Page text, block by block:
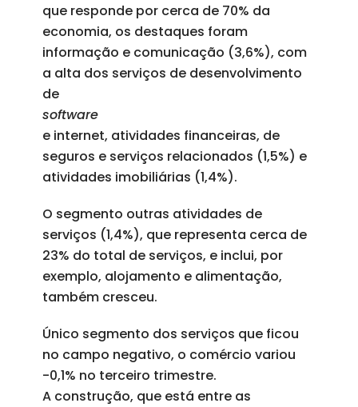
que responde por cerca de 70% da
economia, os destaques foram
informação e comunicação (3,6%), com
a alta dos serviços de desenvolvimento
de
software
e internet, atividades financeiras, de
seguros e serviços relacionados (1,5%) e
atividades imobiliárias (1,4%).
O segmento outras atividades de
serviços (1,4%), que representa cerca de
23% do total de serviços, e inclui, por
exemplo, alojamento e alimentação,
também cresceu.
Único segmento dos serviços que ficou
no campo negativo, o comércio variou
-0,1% no terceiro trimestre.
A construção, que está entre as